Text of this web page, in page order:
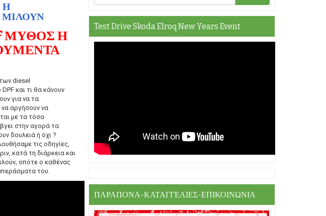
Η
ΜΙΛΟΥΝ
ΜΥΘΟΣ Η
diesel
και τι θα κάνουν
για να τα
αργήσουν να
με τα τόσα
στην αγορά τα
δουλειά ή όχι ?
τις οδηγίες,
κατά τη διάρκεια και
οπότε ο καθένας
του.
Test Drive Skoda Elroq New Years Event
ΠΑΡΑΠΟΝΑ-ΚΑΤΑΓΓΕΛΙΕΣ-ΕΠΙΚΟΙΝΩΝΙΑ